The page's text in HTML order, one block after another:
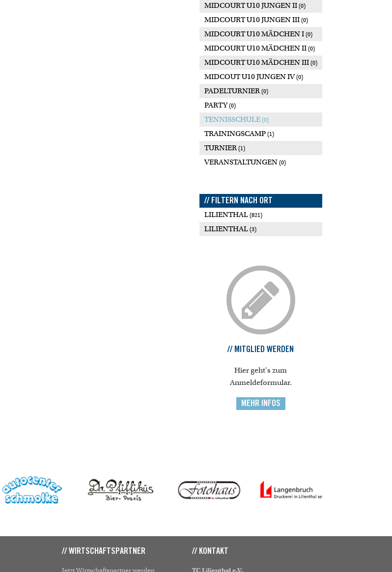
MIDCOURT U10 JUNGEN II (0)
MIDCOURT U10 JUNGEN III (0)
MIDCOURT U10 MÄDCHEN I (0)
MIDCOURT U10 MÄDCHEN II (0)
MIDCOURT U10 MÄDCHEN III (0)
MIDCOUT U10 JUNGEN IV(0)
PADELTURNIER (0)
PARTY(0)
TENNISSCHULE (0)
TRAININGSCAMP (1)
TURNIER (1)
VERANSTALTUNGEN (0)
// FILTERN NACH ORT
LILIENTHAL (821)
LILIENTHAL (3)
// MITGLIED WERDEN
Hier geht's zum
Anmeldeformular.
MEHR INFOS
// WIRTSCHAFTSPARTNER // KONTAKT